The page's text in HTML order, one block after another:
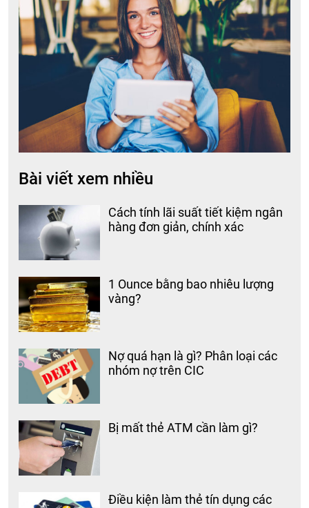
Bài viết xem nhiều
Cách tính lãi suất tiết kiệm ngân
hàng đơn giản, chính xác
1 Ounce bằng bao nhiêu lượng
vàng?
Nợ quá hạn là gì? Phân loại các
nhóm nợ trên CIC
Bị mất thẻ ATM cần làm gì?
Điều kiện làm thẻ tín dụng các